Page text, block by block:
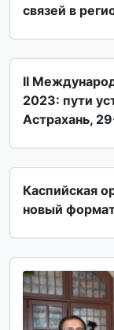
связей в
II
2023: пути
Астрахань,
Каспийская
новый